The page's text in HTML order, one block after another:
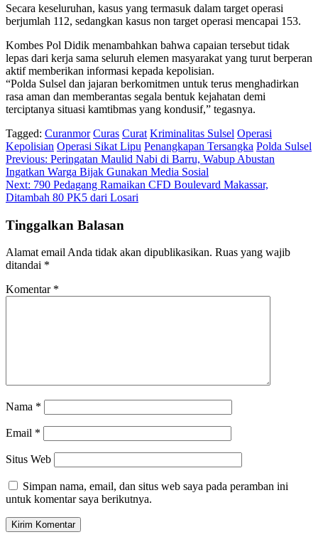
Secara keseluruhan, kasus yang termasuk dalam target operasi
berjumlah 112, sedangkan kasus non target operasi mencapai 153.
Kombes Pol Didik menambahkan bahwa capaian tersebut tidak
lepas dari kerja sama seluruh elemen masyarakat yang turut berperan
aktif memberikan informasi kepada kepolisian.
“Polda Sulsel dan jajaran berkomitmen untuk terus menghadirkan
rasa aman dan memberantas segala bentuk kejahatan demi
terciptanya situasi kamtibmas yang kondusif,” tegasnya.
Tagged: Curanmor Curas Curat Kriminalitas Sulsel Operasi
Kepolisian Operasi Sikat Lipu Penangkapan Tersangka Polda Sulsel
Navigasi
pos
Previous: Peringatan Maulid Nabi di Barru, Wabup Abustan
Ingatkan Warga Bijak Gunakan Media Sosial
Next: 790 Pedagang Ramaikan CFD Boulevard Makassar,
Ditambah 80 PK5 dari Losari
Tinggalkan Balasan
Alamat email Anda tidak akan dipublikasikan. Ruas yang wajib
ditandai *
Komentar *
Nama *
Email *
Situs Web
Simpan nama, email, dan situs web saya pada peramban ini
untuk komentar saya berikutnya.